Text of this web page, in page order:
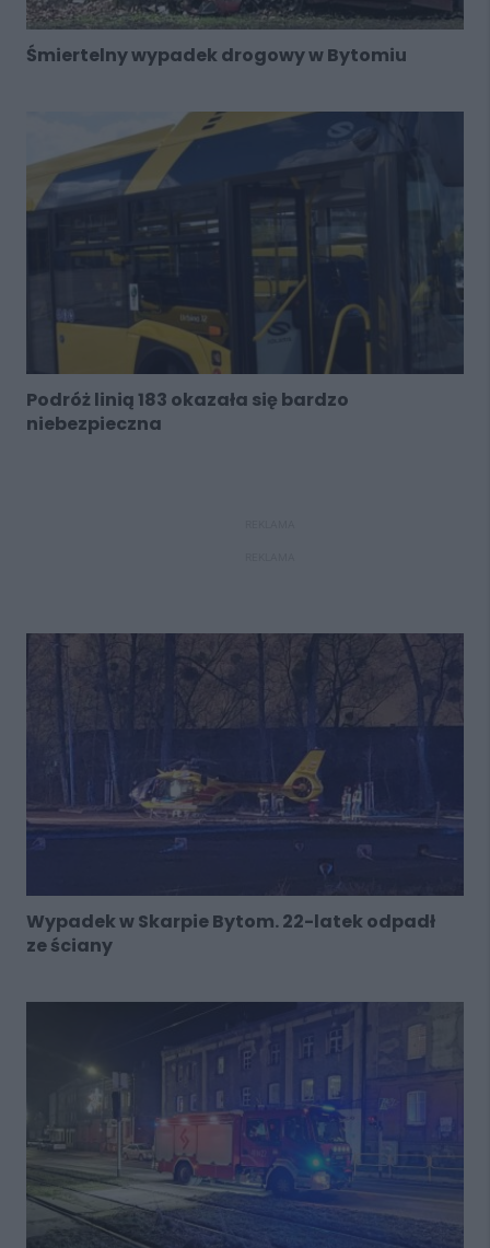
Śmiertelny wypadek drogowy w Bytomiu
Podróż linią 183 okazała się bardzo
niebezpieczna
Wypadek w Skarpie Bytom. 22-latek odpadł
ze ściany